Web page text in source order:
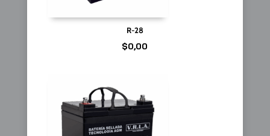
R-28
$0,00